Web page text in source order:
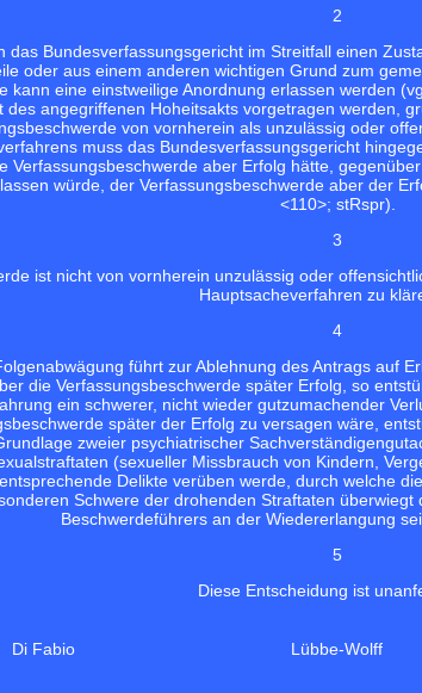
2
das Bundesverfassungsgericht im Streitfall einen
oder aus einem anderen wichtigen Grund zum
kann eine einstweilige Anordnung erlassen werden
des angegriffenen Hoheitsakts vorgetragen werden,
von vornherein als unzulässig oder
muss das Bundesverfassungsgericht
Verfassungsbeschwerde aber Erfolg hätte,
würde, der Verfassungsbeschwerde aber der
<110>; stRspr).
3
ist nicht von vornherein unzulässig oder
Hauptsacheverfahren zu
4
führt zur Ablehnung des Antrags auf
die Verfassungsbeschwerde später Erfolg, so
ein schwerer, nicht wieder gutzumachender
später der Erfolg zu versagen wäre,
zweier psychiatrischer
(sexueller Missbrauch von Kindern,
Delikte verüben werde, durch welche
Schwere der drohenden Straftaten
Beschwerdeführers an der Wiedererlangung
5
Diese Entscheidung ist
Di Fabio Lübbe-Wolff